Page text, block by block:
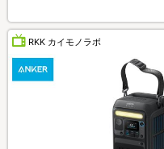
RKK カイモノラボ